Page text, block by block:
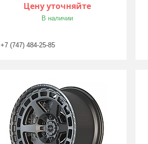
Цену уточняйте
В наличии
+7 (747) 484-25-85